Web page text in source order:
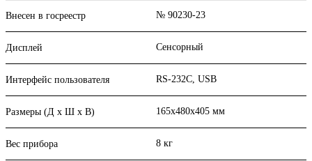
Внесен в госреестр № 90230-23
Дисплей Сенсорный
Интерфейс пользователя RS-232C, USB
Размеры (Д х Ш х В) 165х480х405 мм
Вес прибора 8 кг